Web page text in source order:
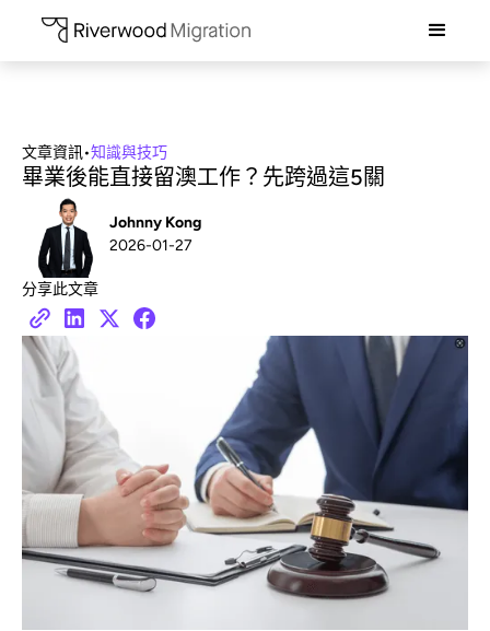
文章資訊•知識與技巧
畢業後能直接留澳工作？先跨過這5關
Johnny Kong
2026-01-27
分享此文章